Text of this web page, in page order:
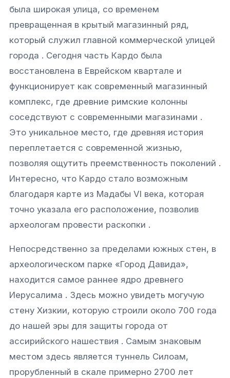
была широкая улица, со временем
превращенная в крытый магазинный ряд,
который служил главной коммерческой улицей
города . Сегодня часть Кардо была
восстановлена в Еврейском квартале и
функционирует как современный магазинный
комплекс, где древние римские колонны
соседствуют с современными магазинами .
Это уникальное место, где древняя история
переплетается с современной жизнью,
позволяя ощутить преемственность поколений .
Интересно, что Кардо стало возможным
благодаря карте из Мадабы VI века, которая
точно указала его расположение, позволив
археологам провести раскопки .
Непосредственно за пределами южных стен, в
археологическом парке «Город Давида»,
находится самое раннее ядро древнего
Иерусалима . Здесь можно увидеть могучую
стену Хизкии, которую строили около 700 года
до нашей эры для защиты города от
ассирийского нашествия . Самым знаковым
местом здесь является туннель Силоам,
прорубленный в скале примерно 2700 лет